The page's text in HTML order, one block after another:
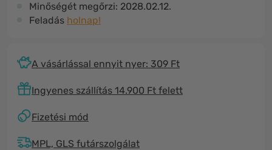
Minőségét megőrzi: 2028.02.12.
Feladás holnap!
A vásárlással ennyit nyer: 309 Ft
Ingyenes szállítás 14.900 Ft felett
Fizetési mód
MPL, GLS futárszolgálat